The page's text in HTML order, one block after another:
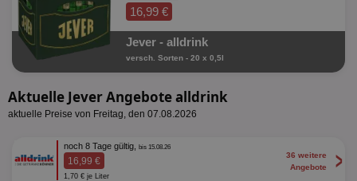
16,99 €
Jever - alldrink
versch. Sorten - 20 x 0,5l
Aktuelle Jever Angebote alldrink
aktuelle Preise von Freitag, den 07.08.2026
noch 8 Tage gültig, bis 15.08.26
16,99 €
1,70 € je Liter
36 weitere
Angebote
>